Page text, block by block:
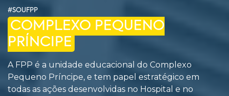
#SOUFPP
COMPLEXO PEQUENO
PRÍNCIPE
A FPP é a unidade educacional do Complexo
Pequeno Príncipe, e tem papel estratégico em
todas as ações desenvolvidas no Hospital e no